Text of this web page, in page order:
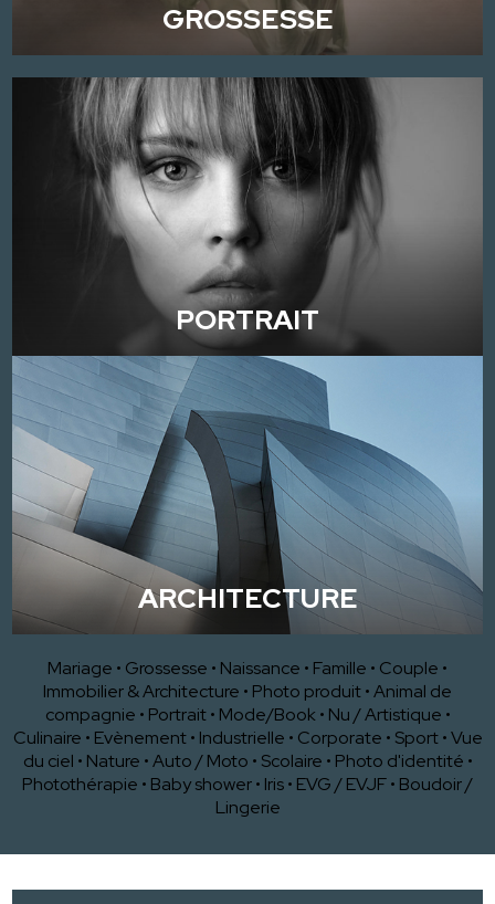
GROSSESSE
PORTRAIT
ARCHITECTURE
Mariage • Grossesse • Naissance • Famille • Couple •
Immobilier & Architecture • Photo produit•Animal de
compagnie • Portrait • Mode/Book • Nu / Artistique •
Culinaire • Evènement • Industrielle • Corporate • Sport •Vue
du ciel • Nature •Auto / Moto • Scolaire • Photo d'identité •
Photothérapie • Baby shower• Iris• EVG / EVJF• Boudoir /
Lingerie